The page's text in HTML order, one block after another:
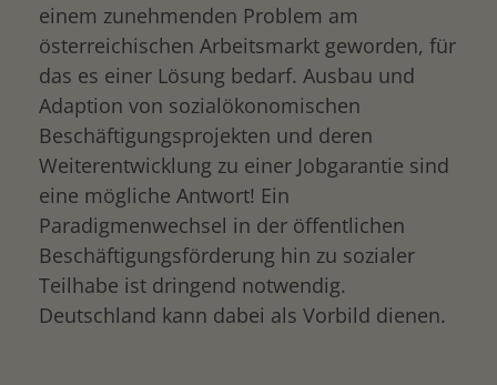
einem zunehmenden Problem am
österreichischen Arbeitsmarkt geworden, für
das es einer Lösung bedarf. Ausbau und
Adaption von sozialökonomischen
Beschäftigungsprojekten und deren
Weiterentwicklung zu einer Jobgarantie sind
eine mögliche Antwort! Ein
Paradigmenwechsel in der öffentlichen
Beschäftigungsförderung hin zu sozialer
Teilhabe ist dringend notwendig.
Deutschland kann dabei als Vorbild dienen.